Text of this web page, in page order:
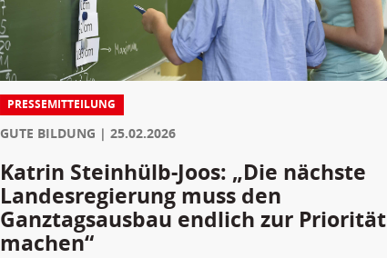
PRESSEMITTEILUNG
GUTE BILDUNG 25.02.2026
Katrin Steinhülb-Joos: „Die nächste
Landesregierung muss den
Ganztagsausbau endlich zur Priorität
machen“